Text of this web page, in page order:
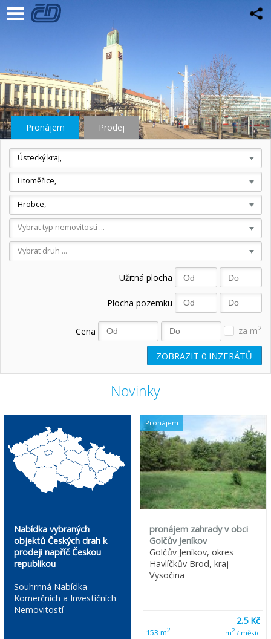
Pronájem Prodej
Ústecký kraj,
Litoměřice,
Hrobce,
Vybrat typ nemovitosti ...
Vybrat druh ...
Užitná plocha
Plocha pozemku
Cena za m2
ZOBRAZIT0 INZERÁTŮ
Novinky
Nabídka vybraných
objektů Českých drah k
prodeji napříč Českou
republikou
Souhrnná Nabídka
Komerčních a Investičních
Nemovitostí
Pronájem
pronájem zahrady v obci
Golčův Jeníkov
Golčův Jeníkov, okres
Havlíčkův Brod, kraj
Vysočina
153 m2
2.5 Kč
m2/ měsíc